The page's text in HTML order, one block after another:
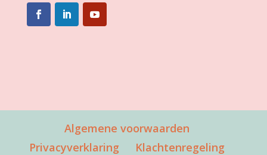
Algemene voorwaarden
Privacyverklaring
Klachtenregeling